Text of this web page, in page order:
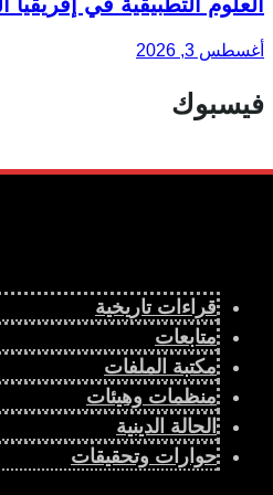
العلوم التطبيقية في
أغسطس 3, 2026
فيسبوك
قراءات تاريخية
متابعات
مكتبة الملفات
منظمات وهيئات
الحالة الدينية
حوارات وتحقيقات